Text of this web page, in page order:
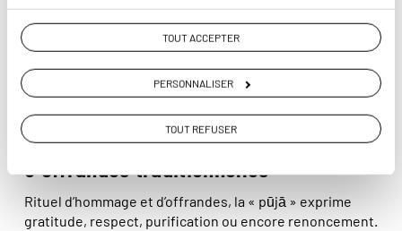
TOUT ACCEPTER
PERSONNALISER
TOUT REFUSER
VIE LOCALE
5 offrandes traditionnelles
Rituel d’hommage et d’offrandes, la « pūjā » exprime
gratitude, respect, purification ou encore renoncement.